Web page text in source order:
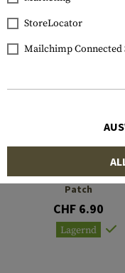
Wildseelsorge
Patch
CHF 6.90
Lagernd
StoreLocator
Mailchimp Connected